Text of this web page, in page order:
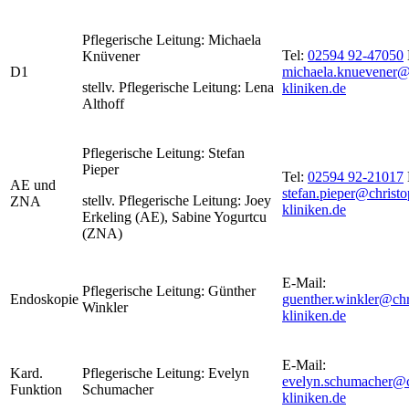
D1
Pflegerische Leitung: Michaela
Knüvener
stellv. Pflegerische Leitung: Lena
Althoff
Tel: 02594 92-47050
kliniken.de
AE und
ZNA
Pflegerische Leitung: Stefan
Pieper
stellv. Pflegerische Leitung: Joey
Erkeling (AE), Sabine Yogurtcu
(ZNA)
Tel: 02594 92-21017
kliniken.de
Endoskopie
Pflegerische Leitung: Günther
Winkler
E-Mail:
kliniken.de
Kard.
Funktion
Pflegerische Leitung: Evelyn
Schumacher
E-Mail:
kliniken.de